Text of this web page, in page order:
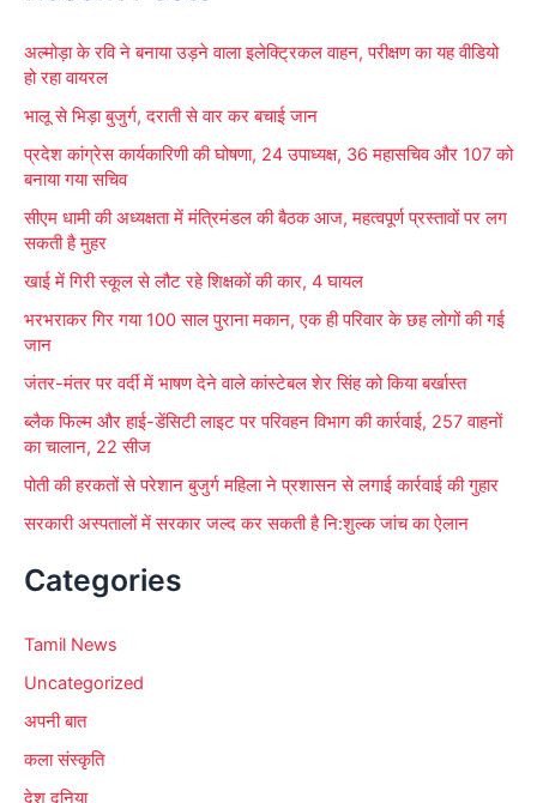
c
o
:
अल्मोड़ा के रवि ने बनाया उड़ने वाला इलेक्ट्रिकल वाहन, परीक्षण का यह वीडियो
हो रहा वायरल
भालू से भिड़ा बुजुर्ग, दराती से वार कर बचाई जान
प्रदेश कांग्रेस कार्यकारिणी की घोषणा, 24 उपाध्यक्ष, 36 महासचिव और 107 को
बनाया गया सचिव
सीएम धामी की अध्यक्षता में मंत्रिमंडल की बैठक आज, महत्वपूर्ण प्रस्तावों पर लग
सकती है मुहर
खाई में गिरी स्कूल से लौट रहे शिक्षकों की कार, 4 घायल
भरभराकर गिर गया 100 साल पुराना मकान, एक ही परिवार के छह लोगों की गई
जान
जंतर-मंतर पर वर्दी में भाषण देने वाले कांस्टेबल शेर सिंह को किया बर्खास्त
ब्लैक फिल्म और हाई-डेंसिटी लाइट पर परिवहन विभाग की कार्रवाई, 257 वाहनों
का चालान, 22 सीज
पोती की हरकतों से परेशान बुजुर्ग महिला ने प्रशासन से लगाई कार्रवाई की गुहार
सरकारी अस्पतालों में सरकार जल्द कर सकती है नि:शुल्क जांच का ऐलान
Categories
Tamil News
Uncategorized
अपनी बात
कला संस्कृति
देश दुनिया